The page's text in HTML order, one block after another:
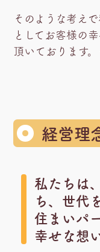
そのような考え
としてお客様の
頂いております。
経営理
私たちは
ち、世代
住まいパ
幸せな想